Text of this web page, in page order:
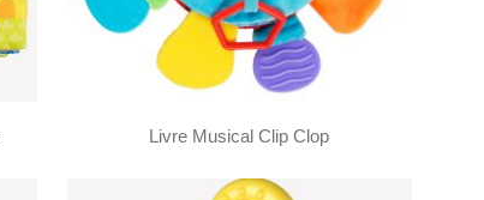
Livre Musical Clip Clop